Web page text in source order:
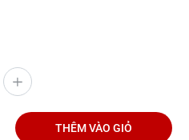
THÊM VÀO GIỎ